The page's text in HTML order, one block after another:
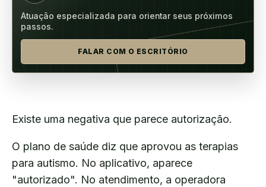
Atuação especializada para orientar seus próximos
passos.
FALAR COM O ESCRITÓRIO
Existe uma negativa que parece autorização.
O plano de saúde diz que aprovou as terapias
para autismo. No aplicativo, aparece
"autorizado". No atendimento, a operadora